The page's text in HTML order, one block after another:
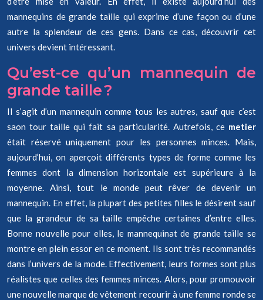
mannequins de grande taille qui exprime d’une façon ou d’une
autre la splendeur de ces gens. Dans ce cas, découvrir cet
univers devient intéressant.
Qu’est-ce qu’un mannequin de
grande taille ?
Il s’agit d’un mannequin comme tous les autres, sauf que c’est
saon tour taille qui fait sa particularité. Autrefois, ce metier
était réservé uniquement pour les personnes minces. Mais,
aujourd’hui, on aperçoit différents types de forme comme les
femmes dont la dimension horizontale est supérieure à la
moyenne. Ainsi, tout le monde peut rêver de devenir un
mannequin. En effet, la plupart des petites filles le désirent sauf
que la grandeur de sa taille empêche certaines d’entre elles.
Bonne nouvelle pour elles, le mannequinat de grande taille se
montre en plein essor en ce moment. Ils sont très recommandés
dans l’univers de la mode. Effectivement, leurs formes sont plus
réalistes que celles des femmes minces. Alors, pour promouvoir
une nouvelle marque de vêtement recourir à une femme ronde se